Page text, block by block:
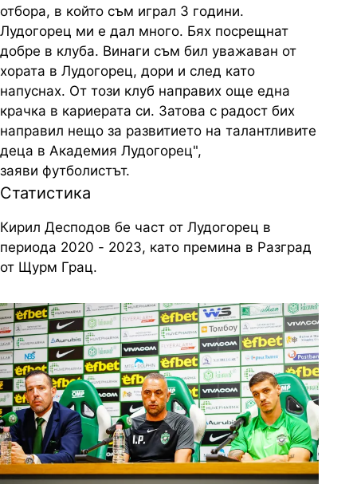
отбора, в който съм играл 3 години.
Лудогорец ми е дал много. Бях посрещнат
добре в клуба. Винаги съм бил уважаван от
хората в Лудогорец, дори и след като
напуснах. От този клуб направих още една
крачка в кариерата си. Затова с радост бих
направил нещо за развитието на талантливите
деца в Академия Лудогорец",
заяви футболистът.
Статистика
Кирил Десподов бе част от Лудогорец в
периода 2020 - 2023, като премина в Разград
от Щурм Грац.